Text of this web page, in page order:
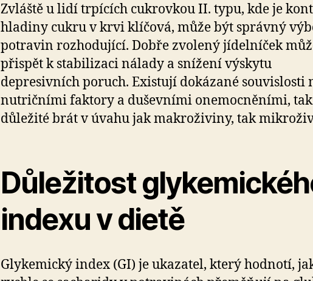
Zvláště u lidí trpících cukrovkou II. typu, kde je
hladiny cukru v krvi klíčová, může být správný
potravin rozhodující. Dobře zvolený jídelníček
přispět k stabilizaci nálady a snížení výskytu
depresivních poruch. Existují dokázané souvislosti
nutričními faktory a duševními onemocněními,
důležité brát v úvahu jak makroživiny, tak
Důležitost
indexu v dietě
Glykemický index (GI) je ukazatel, který hodnotí,